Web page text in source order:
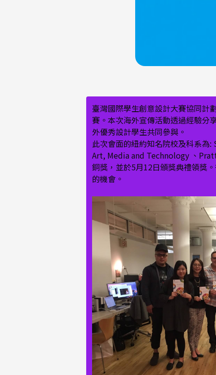
臺灣國際學生創意設計大賽協同計
賽。本次海外宣傳活動透過經驗分
外優秀設計學生共同參與。
此次會面的紐約知名院校及科系
Art, Media and Technology 、
銅獎，並於5月12日頒獎典禮領獎
的機會。